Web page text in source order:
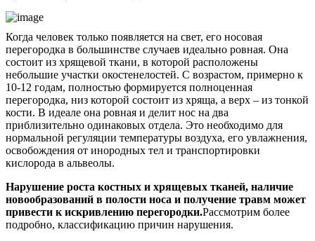
Когда человек только появляется на свет, его носовая
перегородка в большинстве случаев идеально ровная. Она
состоит из хрящевой ткани, в которой расположены
небольшие участки окостенелостей. С возрастом, примерно к
10-12 годам, полностью формируется полноценная
перегородка, низ которой состоит из хряща, а верх – из тонкой
кости. В идеале она ровная и делит нос на два
приблизительно одинаковых отдела. Это необходимо для
нормальной регуляции температуры воздуха, его увлажнения,
освобождения от инородных тел и транспортировки
кислорода в альвеолы.
Нарушение роста костных и хрящевых тканей, наличие
новообразований в полости носа и получение травм может
привести к искривлению перегородки.Рассмотрим более
подробно, классификацию причин нарушения.